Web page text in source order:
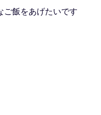
ご飯をあげたいです